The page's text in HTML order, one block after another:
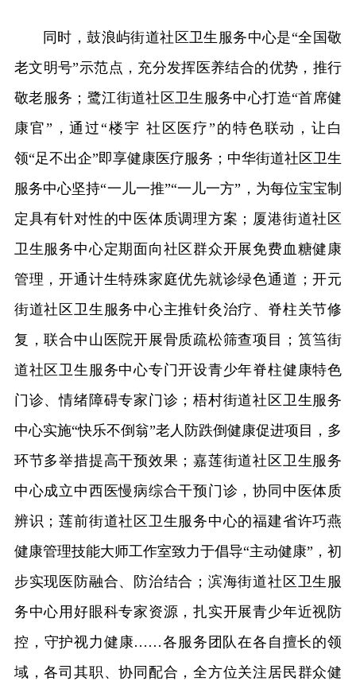
同时，鼓浪屿街道社区卫生服务中心是“全国敬
老文明号”示范点，充分发挥医养结合的优势，推行
敬老服务；鹭江街道社区卫生服务中心打造“首席健
康官”，通过“楼宇 社区医疗”的特色联动，让白
领“足不出企”即享健康医疗服务；中华街道社区卫生
服务中心坚持“一儿一推”“一儿一方”，为每位宝宝制
定具有针对性的中医体质调理方案；厦港街道社区
卫生服务中心定期面向社区群众开展免费血糖健康
管理，开通计生特殊家庭优先就诊绿色通道；开元
街道社区卫生服务中心主推针灸治疗、脊柱关节修
复，联合中山医院开展骨质疏松筛查项目；筼筜街
道社区卫生服务中心专门开设青少年脊柱健康特色
门诊、情绪障碍专家门诊；梧村街道社区卫生服务
中心实施“快乐不倒翁”老人防跌倒健康促进项目，多
环节多举措提高干预效果；嘉莲街道社区卫生服务
中心成立中西医慢病综合干预门诊，协同中医体质
辨识；莲前街道社区卫生服务中心的福建省许巧燕
健康管理技能大师工作室致力于倡导“主动健康”，初
步实现医防融合、防治结合；滨海街道社区卫生服
务中心用好眼科专家资源，扎实开展青少年近视防
控，守护视力健康……各服务团队在各自擅长的领
域，各司其职、协同配合，全方位关注居民群众健